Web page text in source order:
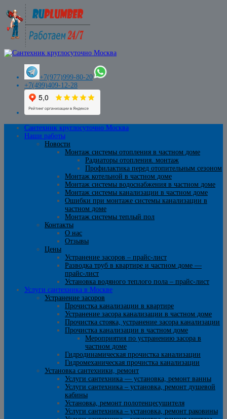
+7(977)999-80-20
+7(499)409-12-28
Сантехник круглосуточно Москва
Наши работы
Новости
Монтаж системы отопления в частном доме
Радиаторы отопления. монтаж
Профилактика перед отопительным сезоном
Монтаж котельной в частном доме
Монтаж системы водоснабжения в частном доме
Монтаж системы канализации в частном доме
Ошибки при монтаже системы канализации в
частном доме
Монтаж системы теплый пол
Контакты
О нас
Отзывы
Цены
Устранение засоров – прайс-лист
Разводка труб в квартире и частном доме —
прайс-лист
Установка водяного теплого пола – прайс-лист
Услуги сантехника в Москве
Устранение засоров
Прочистка канализации в квартире
Устранение засора канализации в частном доме
Прочистка стояка, устранение засора канализации
Прочистка канализации в частном доме
Мероприятия по устранению засора в
частном доме
Гидродинамическая прочистка канализации
Гидромеханическая прочистка канализации
Установка сантехники, ремонт
Услуги сантехника — установка, ремонт ванны
Услуги сантехника – установка, ремонт душевой
кабины
Установка, ремонт полотенцесушителя
Услуги сантехника – установка, ремонт раковины